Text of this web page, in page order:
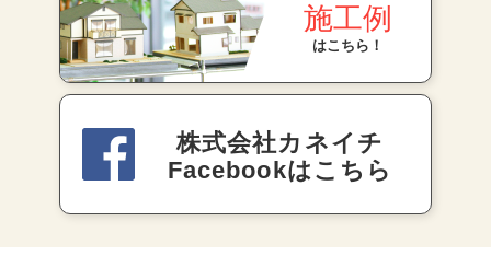
施工例
はこちら！
株式会社カネイチ
Facebookはこちら